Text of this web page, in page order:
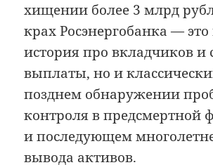
хищении более 3 млрд
крах Росэнергобанка — это
история про вкладчиков и
выплаты, но и
позднем обнаружении
контроля в предсмертной
и последующем
вывода активов.